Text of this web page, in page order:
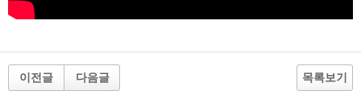
이전글 다음글 목록보기